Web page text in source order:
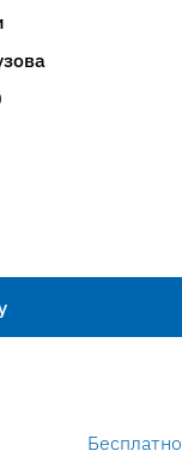
Бесплатно